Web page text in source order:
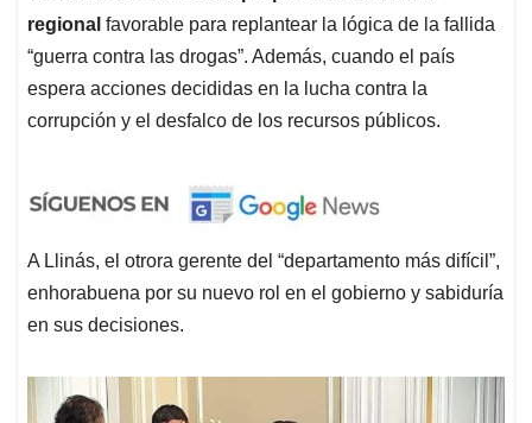
regional favorable para replantear la lógica de la fallida
“guerra contra las drogas”. Además, cuando el país
espera acciones decididas en la lucha contra la
corrupción y el desfalco de los recursos públicos.
A Llinás, el otrora gerente del “departamento más difícil”,
enhorabuena por su nuevo rol en el gobierno y sabiduría
en sus decisiones.